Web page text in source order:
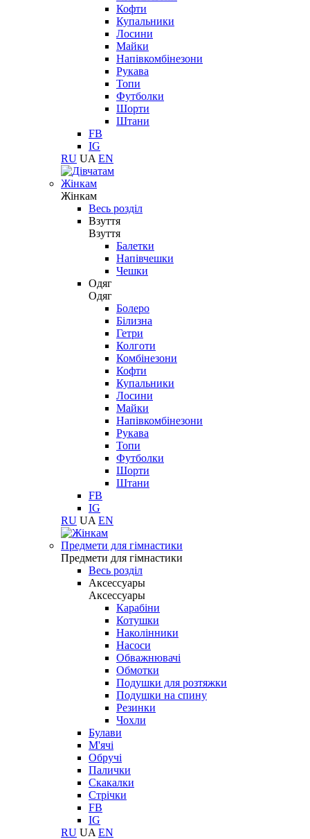
Кофти
Купальники
Лосини
Майки
Напівкомбінезони
Рукава
Топи
Футболки
Шорти
Штани
FB
IG
RU UA EN
Жінкам
Жінкам
Весь розділ
Взуття
Взуття
Балетки
Напівчешки
Чешки
Одяг
Одяг
Болеро
Білизна
Гетри
Колготи
Комбінезони
Кофти
Купальники
Лосини
Майки
Напівкомбінезони
Рукава
Топи
Футболки
Шорти
Штани
FB
IG
RU UA EN
Предмети для гімнастики
Предмети для гімнастики
Весь розділ
Аксессуары
Аксессуары
Карабіни
Котушки
Наколінники
Насоси
Обважнювачі
Обмотки
Подушки для розтяжки
Подушки на спину
Резинки
Чохли
Булави
М'ячі
Обручі
Палички
Скакалки
Стрічки
FB
IG
RU UA EN